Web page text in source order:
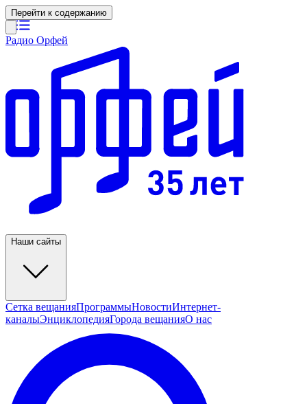
Перейти к содержанию
Радио Орфей
Наши сайты
Сетка вещанияПрограммыНовостиИнтернет-
каналыЭнциклопедияГорода вещанияО нас